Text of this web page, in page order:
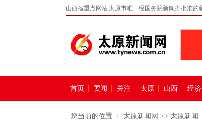
山西省重点网站 太原市唯一经国务院新闻办批准的
首页 要闻 关注 太原 山西 经济
您当前的位置 ： 太原新闻网 >> 太原新闻